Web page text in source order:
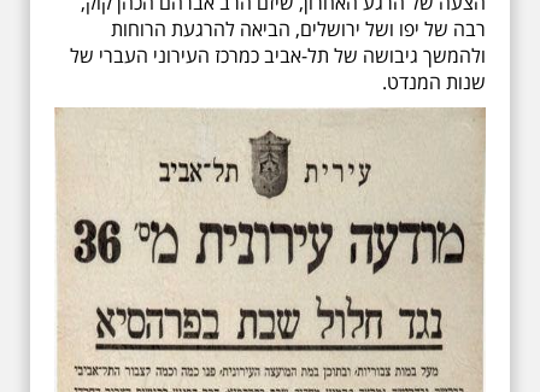
רבה של יפו ושל ירושלים, הביאה להרגעת הרוחות
ולהמשך גיבושה של תל-אביב כמרכז העירוני העברי של
שנות המנדט.